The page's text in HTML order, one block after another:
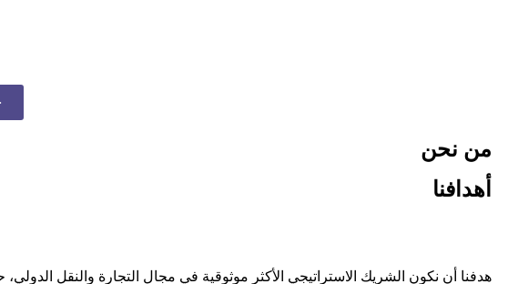
من نحن
أهدافنا
هدفنا أن نكون الشريك الاستراتيجي الأكثر موثوقية في مجال التجارة والنقل